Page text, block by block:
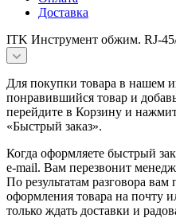
Доставка
ITK Инструмент обжим. RJ-45/
Для покупки товара в нашем
понравившийся товар и
перейдите в Корзину и
«Быстрый заказ».
Когда оформляете быстрый
e-mail. Вам перезвонит
По результатам разговора
оформления товара на почту
только ждать доставки и